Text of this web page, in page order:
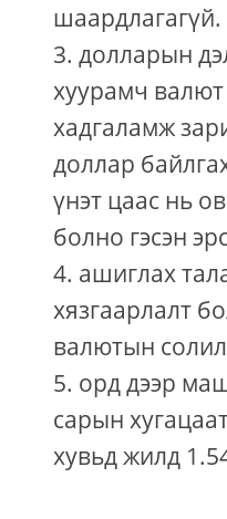
шаардлагагүй.
долларын
хуурамч
хадгаламж
доллар
үнэт цаас нь
болно гэсэн
ашиглах
хязгаарлалт
валютын
орд дээр
сарын
хувьд жилд